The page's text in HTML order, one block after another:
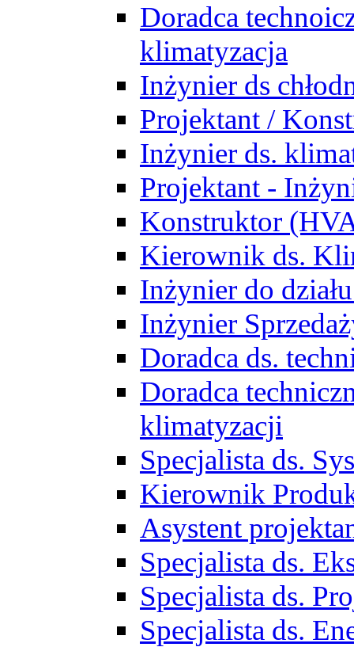
Doradca
klimatyzacja
Inżynier ds
Projektant /
Inżynier ds.
Projektant -
Konstruktor
Kierownik ds.
Inżynier do
Inżynier
Doradca ds.
Doradca
klimatyzacji
Specjalista ds.
Kierownik
Asystent
Specjalista ds.
Specjalista ds.
Specjalista ds.